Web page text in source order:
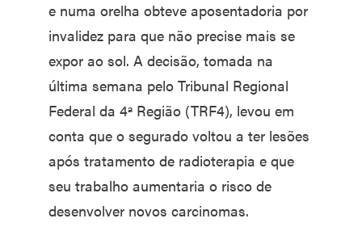
e numa orelha obteve aposentadoria por
invalidez para que não precise mais se
expor ao sol. A decisão, tomada na
última semana pelo Tribunal Regional
Federal da 4ª Região (TRF4), levou em
conta que o segurado voltou a ter lesões
após tratamento de radioterapia e que
seu trabalho aumentaria o risco de
desenvolver novos carcinomas.